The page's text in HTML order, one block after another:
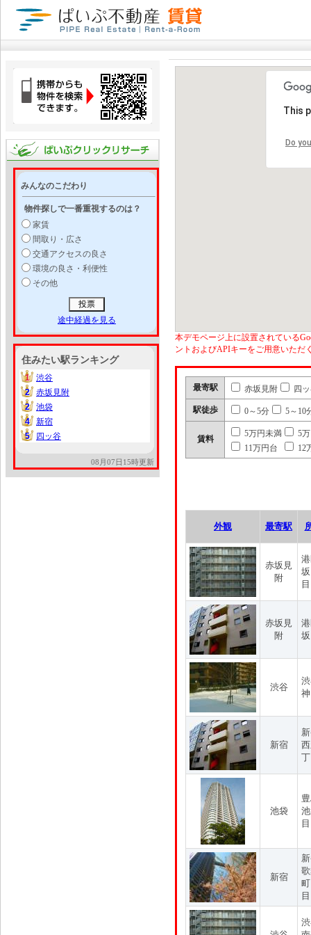
みんなのこだわり
物件探しで一番重視するのは？
家賃
間取り・広さ
交通アクセスの良さ
環境の良さ・利便性
その他
途中経過を見る
住みたい駅ランキング
1
1
渋谷
2
2
赤坂見附
2
2
池袋
4
4
新宿
5
5 四ッ谷
08月07日15時更新
This
Do
本デモページ上に設置されている
ントおよびAPIキーをご用意いただ
最寄駅 赤坂見附 四
駅徒歩 0～5分 5～10
賃料
5万円未満
5
11万円台
12
外観 最寄駅
赤坂見
附
目
赤坂見
附
渋谷
新宿
池袋
目
新宿
目